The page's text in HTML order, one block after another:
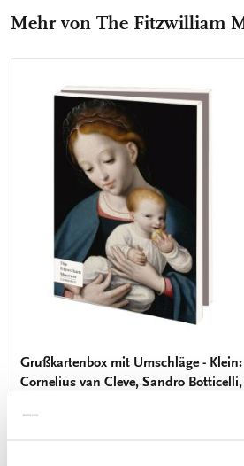
Mehr von The Fitzwilliam
Grußkartenbox mit Umschläge - Klein:
Cornelius van Cleve, Sandro